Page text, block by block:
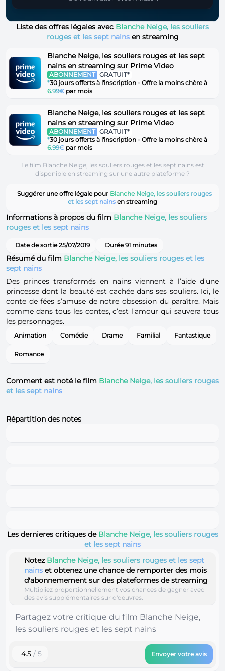
Liste des offres légales avec Blanche Neige, les souliers
rouges et les sept nainsen streaming
Blanche Neige, les souliers rouges et les sept
nains en streaming sur Prime Video
ABONNEMENT GRATUIT*
*30 jours offerts à l'inscription - Offre la moins chère à
6.99€ par mois
Blanche Neige, les souliers rouges et les sept
nains en streaming sur Prime Video
ABONNEMENT GRATUIT*
*30 jours offerts à l'inscription - Offre la moins chère à
6.99€ par mois
Le film Blanche Neige, les souliers rouges et les sept nains est
disponible en streaming sur une autre plateforme ?
Suggérer une offre légale pour Blanche Neige, les souliers rouges
et les sept nains en streaming
Informations à propos du film Blanche Neige, les souliers
rouges et les sept nains
Date de sortie 25/07/2019 Durée 91 minutes
Résumé du film Blanche Neige, les souliers rouges et les
sept nains
Des princes transformés en nains viennent à l’aide d’une
princesse dont la beauté est cachée dans ses souliers. Ici, le
conte de fées s’amuse de notre obsession du paraître. Mais
comme dans tous les contes, c’est l’amour qui sauvera tous
les personnages.
Animation Comédie Drame Familial Fantastique
Romance
Comment est noté le film Blanche Neige, les souliers rouges
et les sept nains
Répartition des notes
Les dernieres critiques de Blanche Neige, les souliers rouges
et les sept nains
Notez Blanche Neige, les souliers rouges et les sept
nains et obtenez une chance de remporter des mois
d'abonnemement sur des plateformes de streaming
Multipliez proportionnellement vos chances de gagner avec
des avis supplémentaires sur d'oeuvres.
4.5 / 5 Envoyer votre avis